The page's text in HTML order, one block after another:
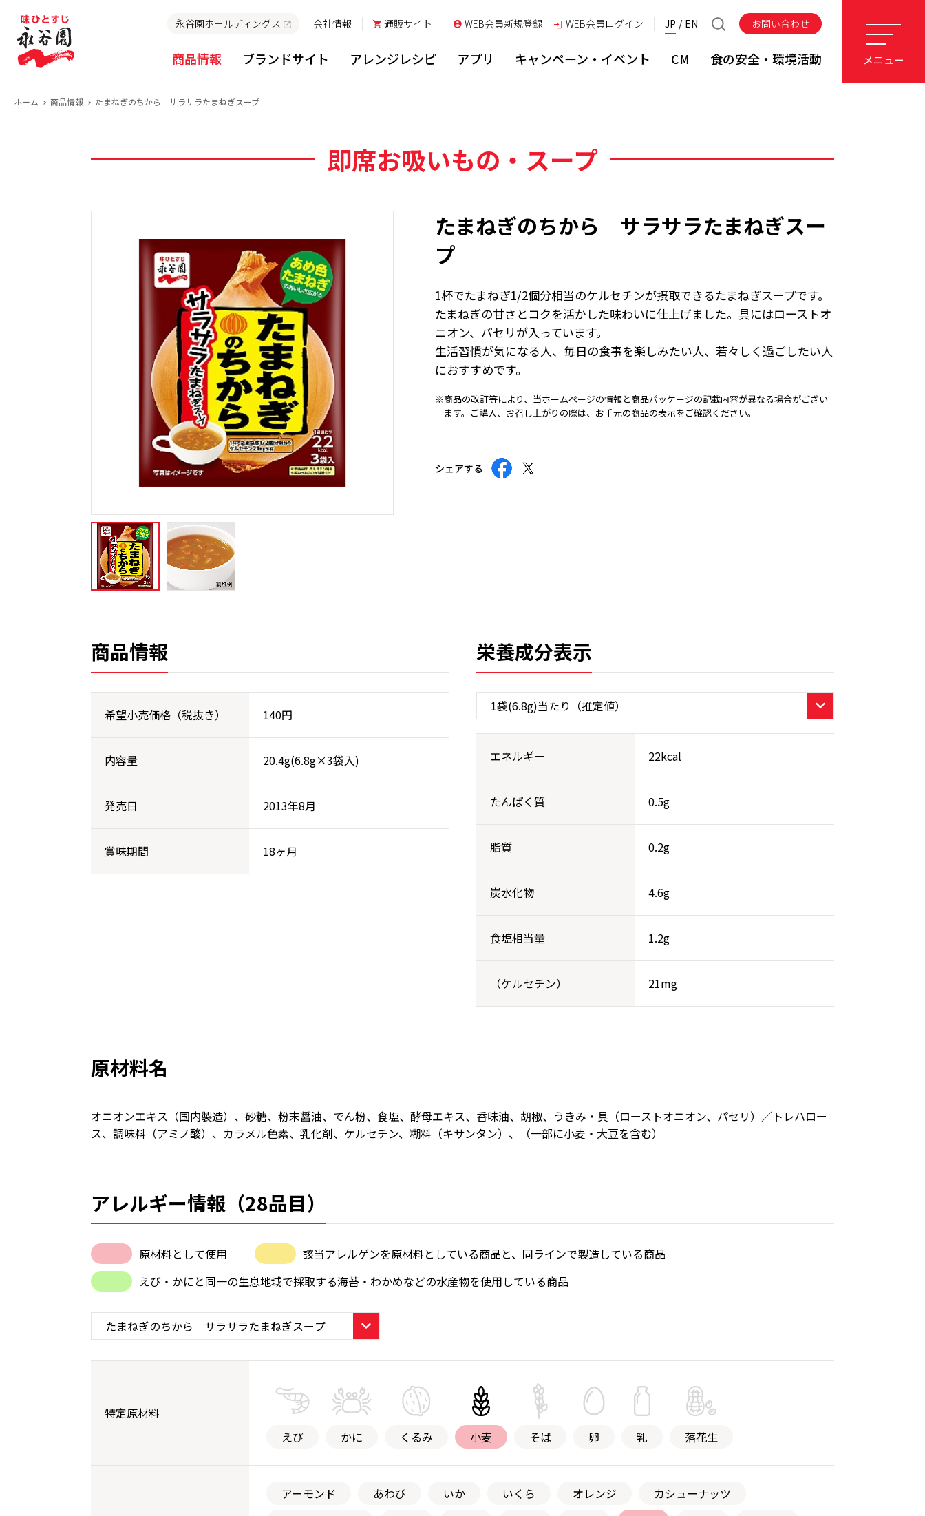
永谷園ホールディングス 会社情報 通販サイト WEB会員新規登録 WEB会員ログイン JP EN お問い合わせ
商品情報 ブランドサイト アレンジレシピ アプリ キャンペーン・イベント CM 食の安全・環境活動 メニュー
ホーム 商品情報 たまねぎのちから サラサラたまねぎスープ
即席お吸いもの・スープ
たまねぎのちから サラサラたまねぎスー
プ
1杯でたまねぎ1/2個分相当のケルセチンが摂取できるたまねぎスープです。
たまねぎの甘さとコクを活かした味わいに仕上げました。具にはローストオ
ニオン、パセリが入っています。
生活習慣が気になる人、毎日の食事を楽しみたい人、若々しく過ごしたい人
におすすめです。
※商品の改訂等により、当ホームページの情報と商品パッケージの記載内容が異なる場合がござい
ます。ご購入、お召し上がりの際は、お手元の商品の表示をご確認ください。
シェアする
商品情報
希望小売価格（税抜き） 140円
内容量 20.4g(6.8g×3袋入)
発売日 2013年8月
賞味期間 18ヶ月
栄養成分表示
エネルギー 22kcal
たんぱく質 0.5g
脂質 0.2g
炭水化物 4.6g
食塩相当量 1.2g
（ケルセチン） 21mg
原材料名
オニオンエキス（国内製造）、砂糖、粉末醤油、でん粉、食塩、酵母エキス、香味油、胡椒、うきみ・具（ローストオニオン、パセリ）／トレハロー
ス、調味料（アミノ酸）、カラメル色素、乳化剤、ケルセチン、糊料（キサンタン）、（一部に小麦・大豆を含む）
アレルギー情報（28品目）
原材料として使用
該当アレルゲンを原材料としている商品と、同ラインで製造している商品
えび・かにと同一の生息地域で採取する海苔・わかめなどの水産物を使用している商品
特定原材料
えび
かに くるみ 小麦 そば 卵 乳 落花生
アーモンド あわび いか いくら オレンジ
カシューナッツ